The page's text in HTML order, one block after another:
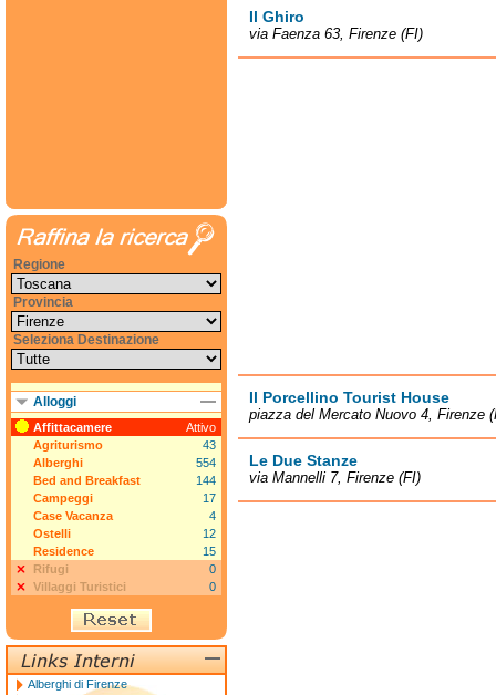
Il Ghiro
via Faenza 63, Firenze (FI)
Il Porcellino Tourist House
piazza del Mercato Nuovo 4, Firenze
Le Due Stanze
via Mannelli 7, Firenze (FI)
Regione
Provincia
Seleziona Destinazione
Alloggi
Affittacamere
Attivo
Agriturismo
43
Alberghi
554
Bed and Breakfast
144
Campeggi
17
Case Vacanza
4
Ostelli
12
Residence
15
Rifugi
0
Villaggi Turistici
0
Alberghi di Firenze